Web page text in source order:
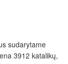
sudarytame
3912 katalikų,